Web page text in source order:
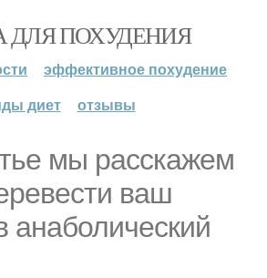
ДЛЯ ПОХУДЕНИЯ
эффективное похудение
диет
отзывы
мы расскажем
ваш
анаболический